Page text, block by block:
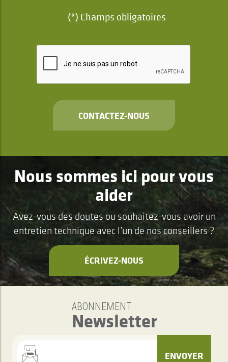
(*) Champs obligatoires
CONTACTEZ-NOUS
Nous sommes ici pour vous
aider
Avez-vous des doutes ou souhaitez-vous avoir un
entretien technique avec l’un de nos conseillers ?
ÉCRIVEZ-NOUS
ABONNEMENT
Newsletter
ENVOYER